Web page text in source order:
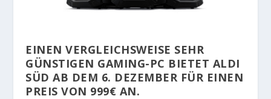
EINEN VERGLEICHSWEISE SEHR
GÜNSTIGEN GAMING-PC BIETET ALDI
SÜD AB DEM 6. DEZEMBER FÜR EINEN
PREIS VON 999€ AN.